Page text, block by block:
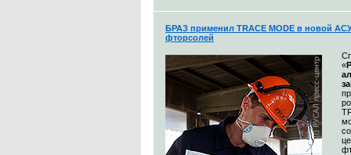
БРАЗ применил TRACE MODE в новой
фторсолей
«